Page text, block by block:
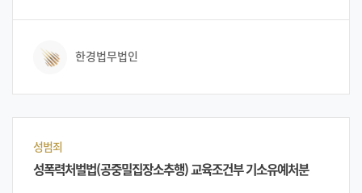
편취하였다는 취지로 사기고소를 하였습니다. 피소를 당한 A씨는
한경법무법인
성범죄
성폭력처벌법(공중밀집장소추행) 교육조건부 기소유예처분